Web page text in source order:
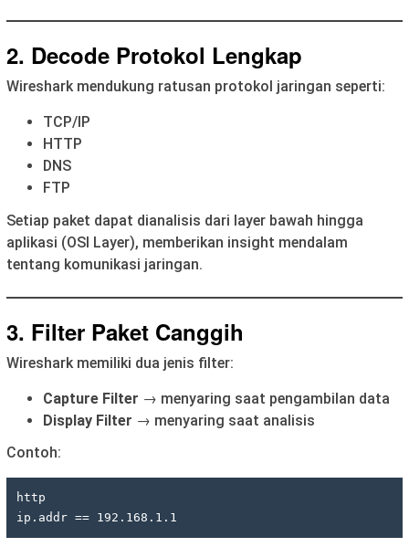
2. Decode Protokol Lengkap
Wireshark mendukung ratusan protokol jaringan seperti:
TCP/IP
HTTP
DNS
FTP
Setiap paket dapat dianalisis dari layer bawah hingga
aplikasi (OSI Layer), memberikan insight mendalam
tentang komunikasi jaringan.
3. Filter Paket Canggih
Wireshark memiliki dua jenis filter:
Capture Filter → menyaring saat pengambilan data
Display Filter → menyaring saat analisis
Contoh:
http
ip.addr == 192.168.1.1